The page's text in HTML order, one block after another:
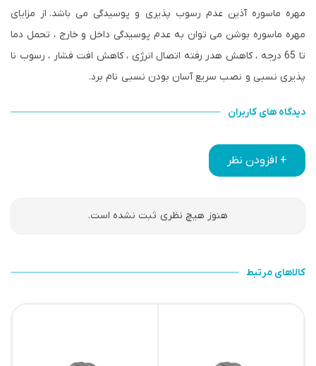
مهره ماسوره آذین عدم رسوب پذیری و پوسیدگی می باشد. از مزایای
مهره ماسوره بوشن می توان به عدم پوسیدگی داخل و خارج ، تحمل دما
تا 65 درجه ، کاهش هدر رفته اتصال انرژی ، کاهش افت فشار ، رسوب نا
پذیری نسبی و نصب سریع آسان بودن نسبی نام برد.
دیدگاه های کاربران
+ افزودن نظر
هنوز هیچ نظری ثبت نشده است.
کالاهای مرتبط